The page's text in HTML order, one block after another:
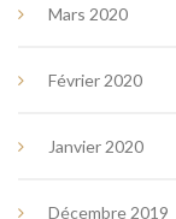
Mars 2020
Février 2020
Janvier 2020
Décembre 2019